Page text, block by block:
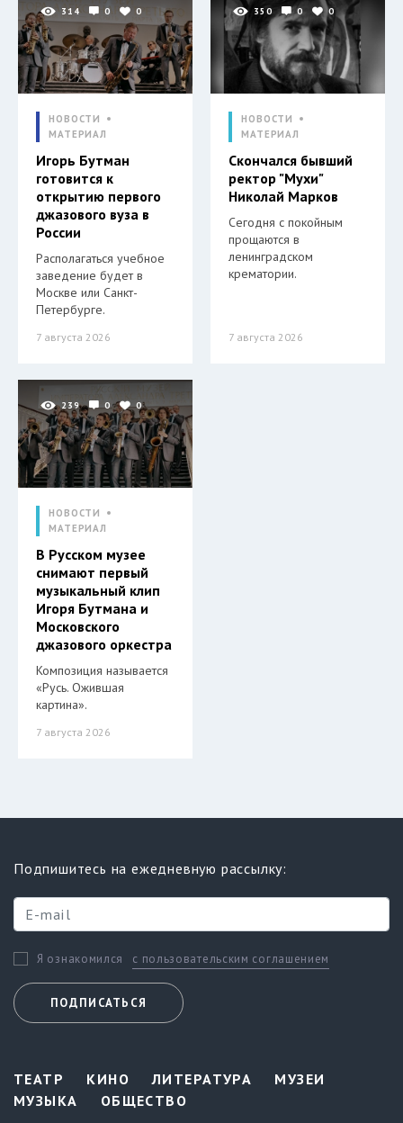
314 0 0
НОВОСТИ
МАТЕРИАЛ
Игорь Бутман
готовится к
открытию первого
джазового вуза в
России
Располагаться учебное
заведение будет в
Москве или Санкт-
Петербурге.
7 августа 2026
350 0 0
НОВОСТИ
МАТЕРИАЛ
Скончался бывший
ректор "Мухи"
Николай Марков
Сегодня с покойным
прощаются в
ленинградском
крематории.
7 августа 2026
239 0 0
НОВОСТИ
МАТЕРИАЛ
В Русском музее
снимают первый
музыкальный клип
Игоря Бутмана и
Московского
джазового оркестра
Композиция называется
«Русь. Ожившая
картина».
7 августа 2026
Подпишитесь на ежедневную рассылку:
Я ознакомился с пользовательским соглашением
ПОДПИСАТЬСЯ
ТЕАТР КИНО ЛИТЕРАТУРА
МУЗЕИ
МУЗЫКА
ОБЩЕСТВО